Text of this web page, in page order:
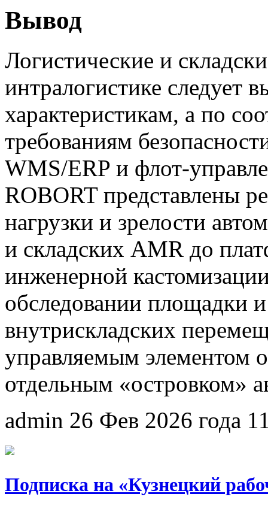
Вывод
Логистические и
интралогистике следует
характеристикам, а по
требованиям
WMS/ERP и флот-
ROBORT представлены
нагрузки и зрелости
и складских AMR до
инженерной
обследовании площадки
внутрискладских
управляемым элементом
отдельным «островком»
admin 26 Фев 2026 года
Подписка на «Кузнецкий